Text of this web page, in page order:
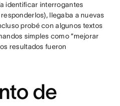
identificar interrogantes
llegaba a nuevas
probé con algunos textos
simples como “mejorar
resultados fueron
de